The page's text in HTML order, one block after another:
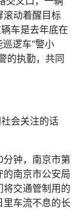
滚动着醒目标
车是去年底在
逻车“警小
的执勤，共同
会关注的话
钟，南京市第
南京市公安局
交通管制用的
里车流不息的长